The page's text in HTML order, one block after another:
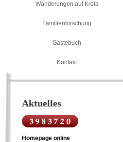
Wanderungen auf Kreta
Familienforschung
Gästebuch
Kontakt
Aktuelles
Homepage online